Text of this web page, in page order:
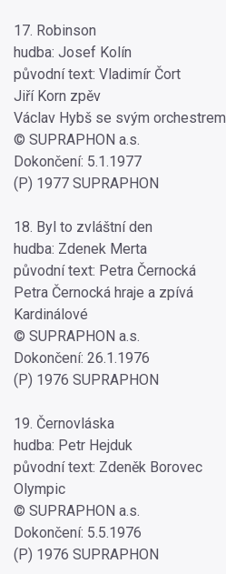
17. Robinson
hudba: Josef Kolín
původní text: Vladimír Čort
Jiří Korn zpěv
Václav Hybš se svým orchestrem
© SUPRAPHON a.s.
Dokončení: 5.1.1977
(P) 1977 SUPRAPHON
18. Byl to zvláštní den
hudba: Zdenek Merta
původní text: Petra Černocká
Petra Černocká hraje a zpívá
Kardinálové
© SUPRAPHON a.s.
Dokončení: 26.1.1976
(P) 1976 SUPRAPHON
19. Černovláska
hudba: Petr Hejduk
původní text: Zdeněk Borovec
Olympic
© SUPRAPHON a.s.
Dokončení: 5.5.1976
(P) 1976 SUPRAPHON